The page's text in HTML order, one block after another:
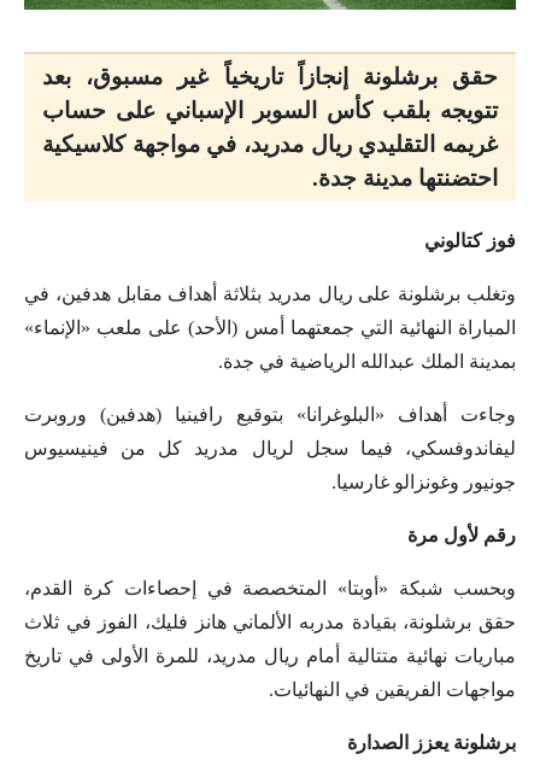
حقق برشلونة إنجازاً تاريخياً غير مسبوق، بعد
تتويجه بلقب كأس السوبر الإسباني على حساب
غريمه التقليدي ريال مدريد، في مواجهة كلاسيكية
احتضنتها مدينة جدة.
فوز كتالوني
وتغلب برشلونة على ريال مدريد بثلاثة أهداف مقابل هدفين، في
المباراة النهائية التي جمعتهما أمس (الأحد) على ملعب «الإنماء»
بمدينة الملك عبدالله الرياضية في جدة.
وجاءت أهداف «البلوغرانا» بتوقيع رافينيا (هدفين) وروبرت
ليفاندوفسكي، فيما سجل لريال مدريد كل من فينيسيوس
جونيور وغونزالو غارسيا.
رقم لأول مرة
وبحسب شبكة «أوبتا» المتخصصة في إحصاءات كرة القدم،
حقق برشلونة، بقيادة مدربه الألماني هانز فليك، الفوز في ثلاث
مباريات نهائية متتالية أمام ريال مدريد، للمرة الأولى في تاريخ
مواجهات الفريقين في النهائيات.
برشلونة يعزز الصدارة